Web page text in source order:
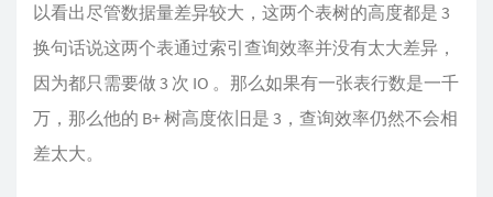
以看出尽管数据量差异较大，这两个表树的高度都是 3
换句话说这两个表通过索引查询效率并没有太大差异，
因为都只需要做 3 次 IO 。那么如果有一张表行数是一千
万，那么他的 B+ 树高度依旧是 3，查询效率仍然不会相
差太大。